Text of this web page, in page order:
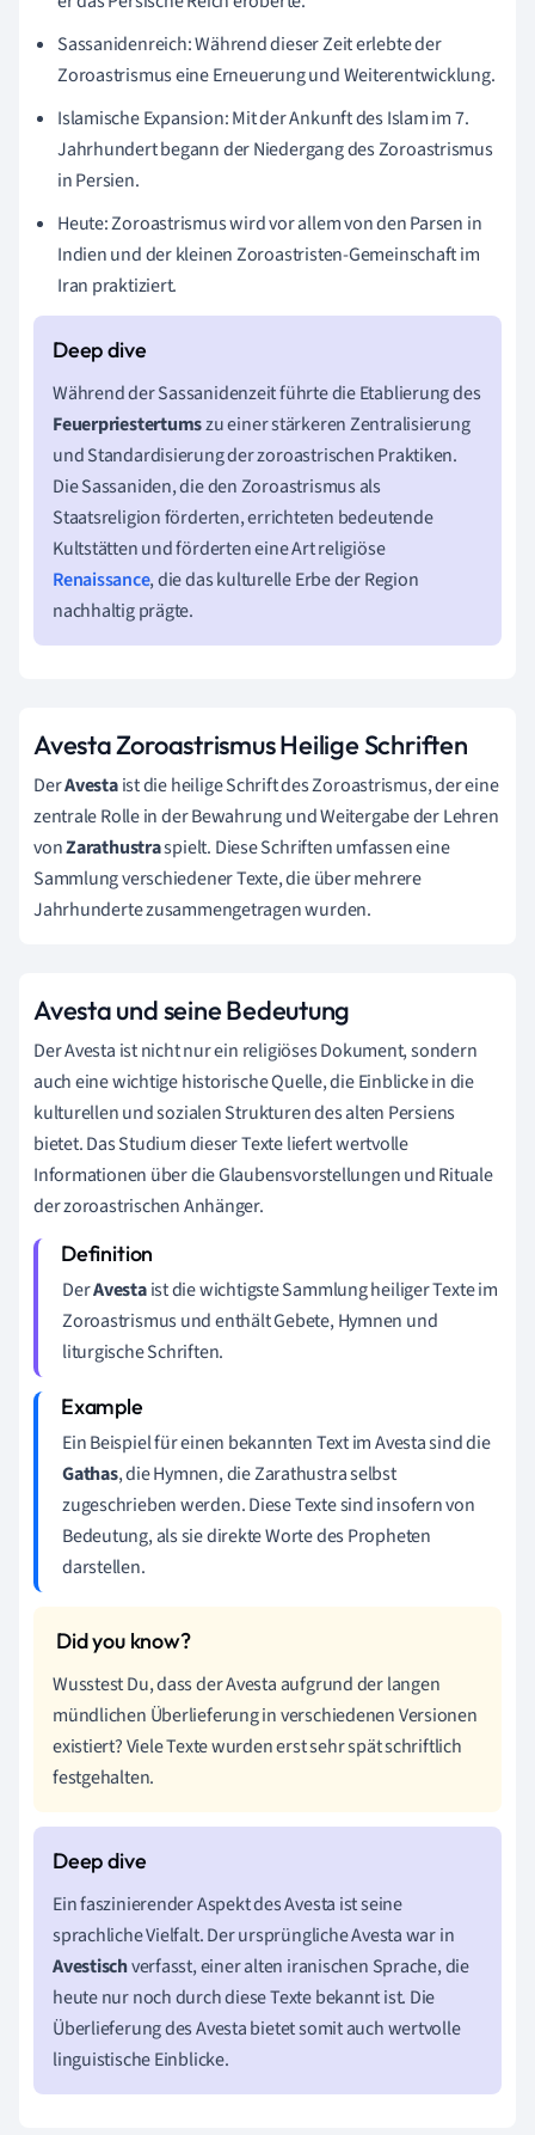
Sassanidenreich: Während dieser Zeit erlebte der
Zoroastrismus eine Erneuerung und Weiterentwicklung.
Islamische Expansion: Mit der Ankunft des Islam im 7.
Jahrhundert begann der Niedergang des Zoroastrismus
in Persien.
Heute: Zoroastrismus wird vor allem von den Parsen in
Indien und der kleinen Zoroastristen-Gemeinschaft im
Iran praktiziert.
Während der Sassanidenzeit führte die Etablierung des
Feuerpriestertumszu einer stärkeren Zentralisierung
und Standardisierung der zoroastrischen Praktiken.
Die Sassaniden, die den Zoroastrismus als
Staatsreligion förderten, errichteten bedeutende
Kultstätten und förderten eine Art religiöse
Renaissance, die das kulturelle Erbe der Region
nachhaltig prägte.
Avesta Zoroastrismus Heilige Schriften
DerAvestaist die heilige Schrift des Zoroastrismus, der eine
zentrale Rolle in der Bewahrung und Weitergabe der Lehren
vonZarathustraspielt. Diese Schriften umfassen eine
Sammlung verschiedener Texte, die über mehrere
Jahrhunderte zusammengetragen wurden.
Avesta und seine Bedeutung
Der Avesta ist nicht nur ein religiöses Dokument, sondern
auch eine wichtige historische Quelle, die Einblicke in die
kulturellen und sozialen Strukturen des alten Persiens
bietet. Das Studium dieser Texte liefert wertvolle
Informationen über die Glaubensvorstellungen und Rituale
der zoroastrischen Anhänger.
DerAvestaist die wichtigste Sammlung heiliger Texte im
Zoroastrismus und enthält Gebete, Hymnen und
liturgische Schriften.
Ein Beispiel für einen bekannten Text im Avesta sind die
Gathas, die Hymnen, die Zarathustra selbst
zugeschrieben werden. Diese Texte sind insofern von
Bedeutung, als sie direkte Worte des Propheten
darstellen.
Wusstest Du, dass der Avesta aufgrund der langen
mündlichen Überlieferung in verschiedenen Versionen
existiert? Viele Texte wurden erst sehr spät schriftlich
festgehalten.
Ein faszinierender Aspekt des Avesta ist seine
sprachliche Vielfalt. Der ursprüngliche Avesta war in
Avestischverfasst, einer alten iranischen Sprache, die
heute nur noch durch diese Texte bekannt ist. Die
Überlieferung des Avesta bietet somit auch wertvolle
linguistische Einblicke.